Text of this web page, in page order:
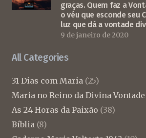
graças. Quem faz a
o véu que esconde seu
luz que dá a vontade
9 de janeiro de 2020
All Categories
31 Dias com Maria (25)
Maria no Reino da Divina Vontade
As 24 Horas da Paixão (38)
Bíblia (8)